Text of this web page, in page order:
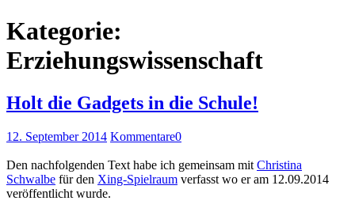
Kategorie:
Erziehungswissenschaft
Holt die Gadgets in die Schule!
12. September 2014 Kommentare0
Den nachfolgenden Text habe ich gemeinsam mit Christina
Schwalbe für den Xing-Spielraum verfasst wo er am 12.09.2014
veröffentlicht wurde.